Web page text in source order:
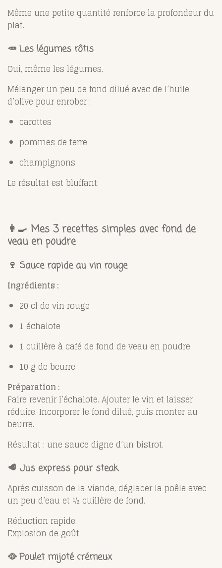
Même une petite quantité renforce la profondeur du
plat.
🥕 Les légumes rôtis
Oui, même les légumes.
Mélanger un peu de fond dilué avec de l’huile
d’olive pour enrober :
carottes
pommes de terre
champignons
Le résultat est bluffant.
👩‍🍳 Mes 3 recettes simples avec fond de
veau en poudre
🍷 Sauce rapide au vin rouge
Ingrédients :
20 cl de vin rouge
1 échalote
1 cuillère à café de fond de veau en poudre
10 g de beurre
Préparation :
Faire revenir l’échalote. Ajouter le vin et laisser
réduire. Incorporer le fond dilué, puis monter au
beurre.
Résultat : une sauce digne d’un bistrot.
🥩 Jus express pour steak
Après cuisson de la viande, déglacer la poêle avec
un peu d’eau et ½ cuillère de fond.
Réduction rapide.
Explosion de goût.
🥘 Poulet mijoté crémeux